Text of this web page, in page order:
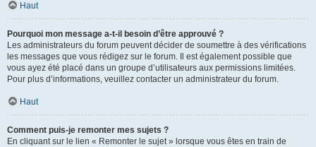
Haut
Pourquoi mon message a-t-il besoin d’être approuvé ?
Les administrateurs du forum peuvent décider de soumettre à des vérifications
les messages que vous rédigez sur le forum. Il est également possible que
vous ayez été placé dans un groupe d’utilisateurs aux permissions limitées.
Pour plus d’informations, veuillez contacter un administrateur du forum.
Haut
Comment puis-je remonter mes sujets ?
En cliquant sur le lien « Remonter le sujet » lorsque vous êtes en train de